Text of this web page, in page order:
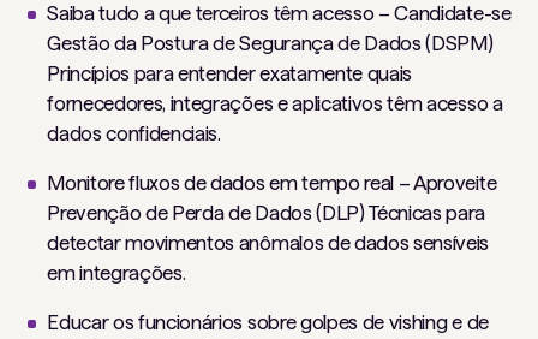
Saiba tudo a que terceiros têm acesso – Candidate-se
Gestão da Postura de Segurança de Dados (DSPM)
Princípios para entender exatamente quais
fornecedores, integrações e aplicativos têm acesso a
dados confidenciais.
Monitore fluxos de dados em tempo real – Aproveite
Prevenção de Perda de Dados (DLP)Técnicas para
detectar movimentos anômalos de dados sensíveis
em integrações.
Educar os funcionários sobre golpes de vishing e de